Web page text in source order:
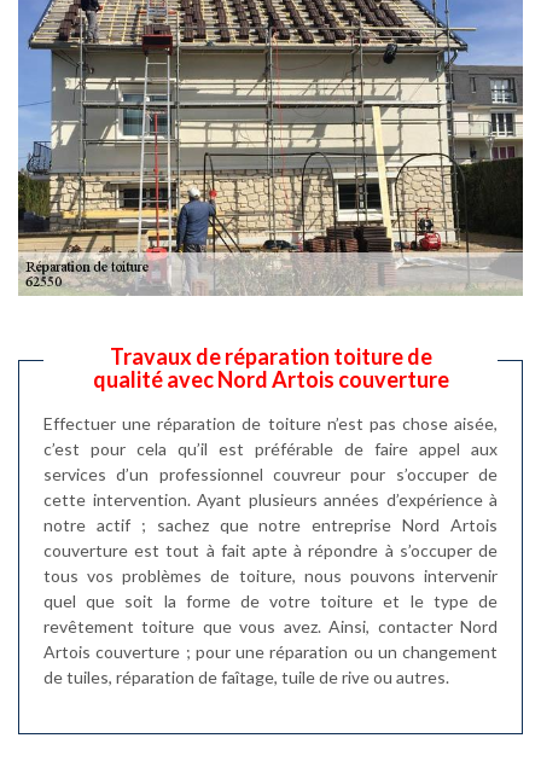
Travaux de réparation toiture de
qualité avec Nord Artois couverture
Effectuer une réparation de toiture n’est pas chose aisée,
c’est pour cela qu’il est préférable de faire appel aux
services d’un professionnel couvreur pour s’occuper de
cette intervention. Ayant plusieurs années d’expérience à
notre actif ; sachez que notre entreprise Nord Artois
couverture est tout à fait apte à répondre à s’occuper de
tous vos problèmes de toiture, nous pouvons intervenir
quel que soit la forme de votre toiture et le type de
revêtement toiture que vous avez. Ainsi, contacter Nord
Artois couverture ; pour une réparation ou un changement
de tuiles, réparation de faîtage, tuile de rive ou autres.